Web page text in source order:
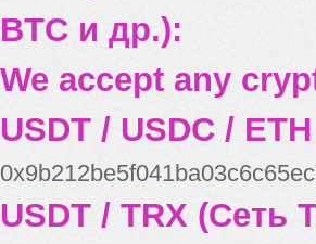
BTC и др.):
We accept any
USDT / USDC /
USDT / TRX (Сеть